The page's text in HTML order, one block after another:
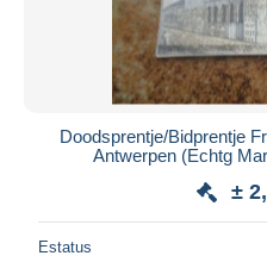
Doodsprentje/Bidprentje
Antwerpen (Echtg
±
Estatus